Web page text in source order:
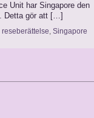
Unit har Singapore den
Detta gör att […]
reseberättelse, Singapore